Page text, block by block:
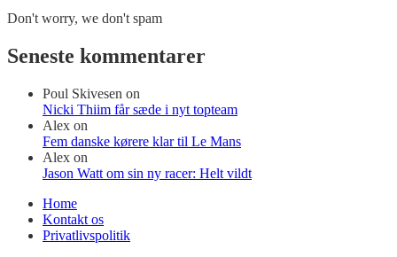
Don't worry, we don't spam
Seneste kommentarer
Poul Skivesen on
Nicki Thiim får sæde i nyt topteam
Alex on
Fem danske kørere klar til Le Mans
Alex on
Jason Watt om sin ny racer: Helt vildt
Home
Kontakt os
Privatlivspolitik